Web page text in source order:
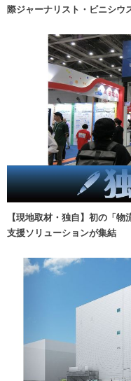
際ジャーナリスト・ビニシウ
【現地取材・独自】初の「
支援ソリューションが集結